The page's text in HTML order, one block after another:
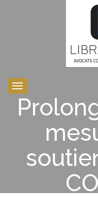
Toggle
navigation